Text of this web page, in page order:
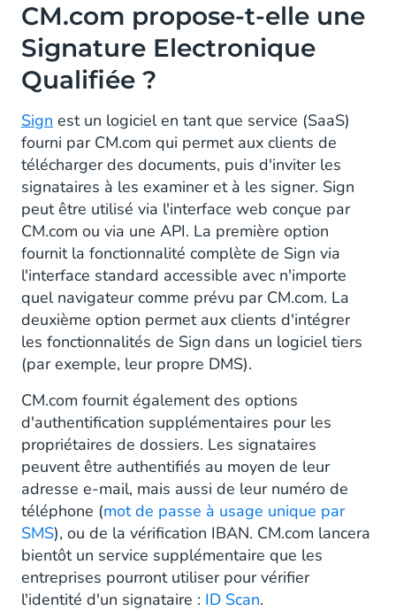
CM.com propose-t-elle une
Signature Electronique
Qualifiée ?
Sign est un logiciel en tant que service (SaaS)
fourni par CM.com qui permet aux clients de
télécharger des documents, puis d'inviter les
signataires à les examiner et à les signer. Sign
peut être utilisé via l'interface web conçue par
CM.com ou via une API. La première option
fournit la fonctionnalité complète de Sign via
l'interface standard accessible avec n'importe
quel navigateur comme prévu par CM.com. La
deuxième option permet aux clients d'intégrer
les fonctionnalités de Sign dans un logiciel tiers
(par exemple, leur propre DMS).
CM.com fournit également des options
d'authentification supplémentaires pour les
propriétaires de dossiers. Les signataires
peuvent être authentifiés au moyen de leur
adresse e-mail, mais aussi de leur numéro de
téléphone (mot de passe à usage unique par
SMS), ou de la vérification IBAN. CM.com lancera
bientôt un service supplémentaire que les
entreprises pourront utiliser pour vérifier
l'identité d'un signataire : ID Scan.